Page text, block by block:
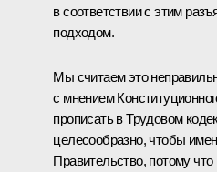
в соответствии с этим
подходом.
Мы считаем это
с мнением
прописать в Трудовом
целесообразно, чтобы
Правительство, потому